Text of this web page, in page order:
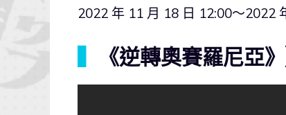
2022 年 11 月 18 日 12:00～2022
《逆轉奧賽羅尼亞